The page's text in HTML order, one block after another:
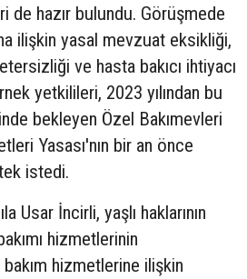
de hazır bulundu. Görüşmede
ilişkin yasal mevzuat eksikliği,
ve hasta bakıcı ihtiyacı
yetkilileri, 2023 yılından bu
bekleyen Özel Bakımevleri
Yasası'nın bir an önce
istedi.
Usar İncirli, yaşlı haklarının
hizmetlerinin
hizmetlerine ilişkin